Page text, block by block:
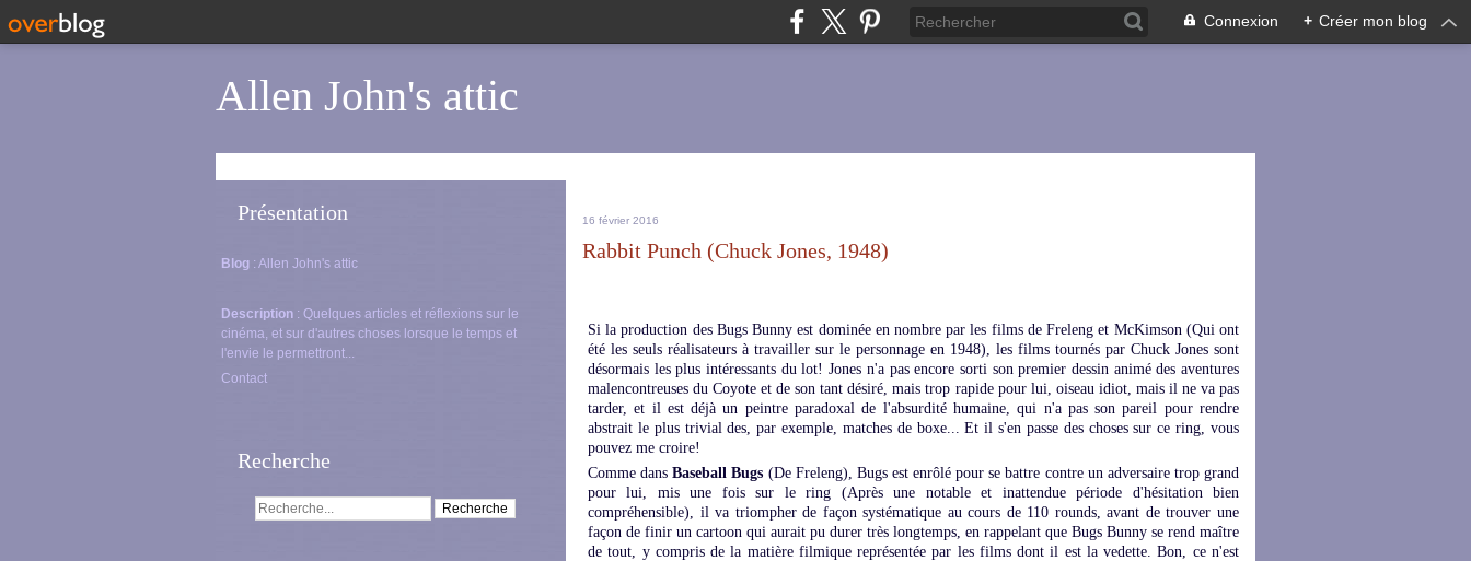
Connexion + Créer mon blog
Allen John's attic
Présentation
Blog : Allen John's attic
Description : Quelques articles et réflexions sur le
cinéma, et sur d'autres choses lorsque le temps et
l'envie le permettront...
Contact
Recherche
16 février 2016
Rabbit Punch (Chuck Jones, 1948)
Si la production des Bugs Bunny est dominée en nombre par les films de Freleng et McKimson (Qui ont
été les seuls réalisateurs à travailler sur le personnage en 1948), les films tournés par Chuck Jones sont
désormais les plus intéressants du lot! Jones n'a pas encore sorti son premier dessin animé des aventures
malencontreuses du Coyote et de son tant désiré, mais trop rapide pour lui, oiseau idiot, mais il ne va pas
tarder, et il est déjà un peintre paradoxal de l'absurdité humaine, qui n'a pas son pareil pour rendre
abstrait le plus trivial des, par exemple, matches de boxe... Et il s'en passe des choses sur ce ring, vous
pouvez me croire!
Comme dansBaseball Bugs (De Freleng), Bugs est enrôlé pour se battre contre un adversaire trop grand
pour lui, mis une fois sur le ring (Après une notable et inattendue période d'hésitation bien
compréhensible), il va triompher de façon systématique au cours de 110 rounds, avant de trouver une
façon de finir un cartoon qui aurait pu durer très longtemps, en rappelant que Bugs Bunny se rend maître
de tout, y compris de la matière filmique représentée par les films dont il est la vedette. Bon, ce n'est